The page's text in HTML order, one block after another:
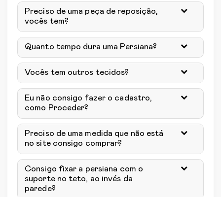
Preciso de uma peça de reposição,
vocês tem?
Quanto tempo dura uma Persiana?
Vocês tem outros tecidos?
Eu não consigo fazer o cadastro,
como Proceder?
Preciso de uma medida que não está
no site consigo comprar?
Consigo fixar a persiana com o
suporte no teto, ao invés da
parede?